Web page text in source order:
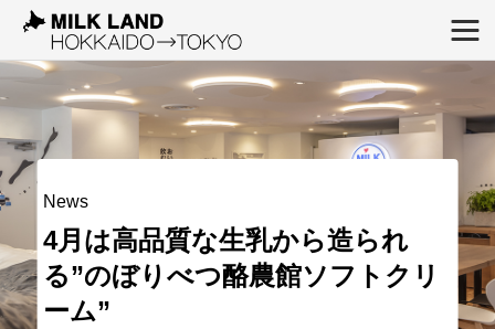
News
4月は高品質な生乳から造られ
る”のぼりべつ酪農館ソフトクリ
ーム”